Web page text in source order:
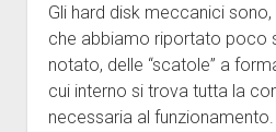
Gli hard disk meccanici
che abbiamo riportato poco
notato, delle “scatole” a
cui interno si trova tutta la
necessaria al funzionamento.